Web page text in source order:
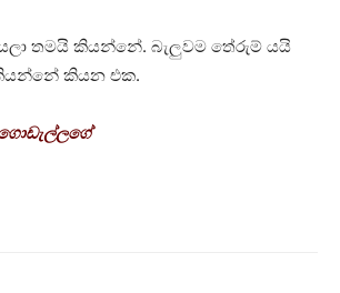
තමයි කියන්නේ. බැලුවම තේරුම් යයි
කියන එක.
ගොඩැල්ලගේ